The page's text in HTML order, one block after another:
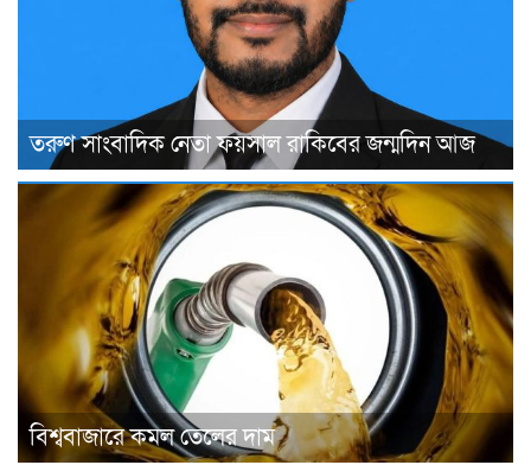
তরুণ সাংবাদিক নেতা ফয়সাল রাকিবের জন্মদিন আজ
বিশ্ববাজারে কমল তেলের দাম